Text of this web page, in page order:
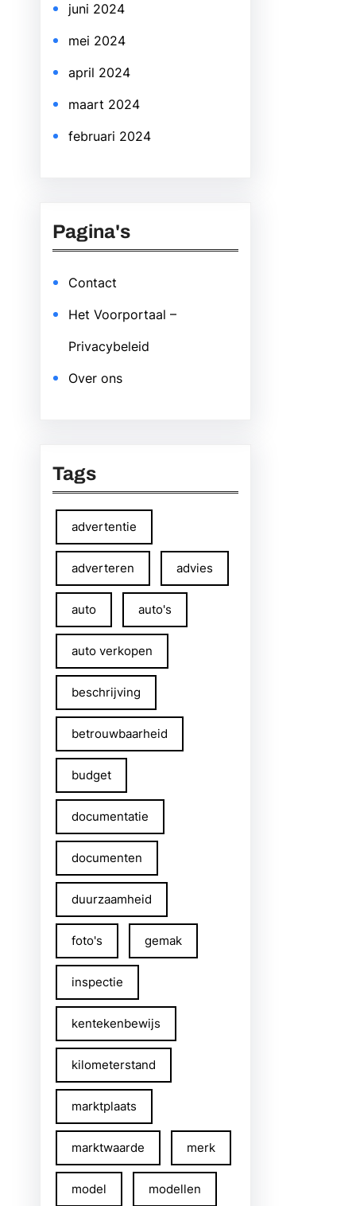
juni 2024
mei 2024
april 2024
maart 2024
februari 2024
Pagina's
Contact
Het Voorportaal –
Privacybeleid
Over ons
Tags
advertentie
adverteren advies
auto auto's
auto verkopen
beschrijving
betrouwbaarheid
budget
documentatie
documenten
duurzaamheid
foto's gemak
inspectie
kentekenbewijs
kilometerstand
marktplaats
marktwaarde merk
model modellen